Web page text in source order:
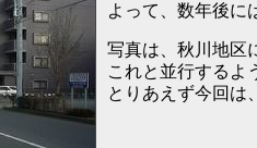
よって、数年後に
写真は、秋川地区
これと並行するよ
とりあえず今回は